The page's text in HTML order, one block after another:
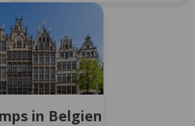
in Belgien